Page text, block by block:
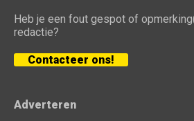
Heb je een fout gespot of
redactie?
Contacteer ons!
Adverteren